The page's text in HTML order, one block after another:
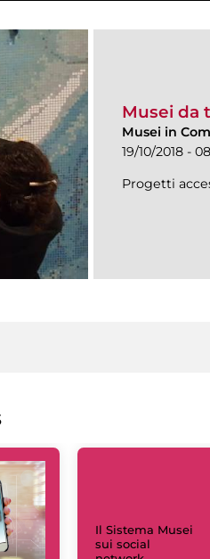
Musei da
Musei in
19/10/2018 -
Progetti
Il Sistema Musei
sui social